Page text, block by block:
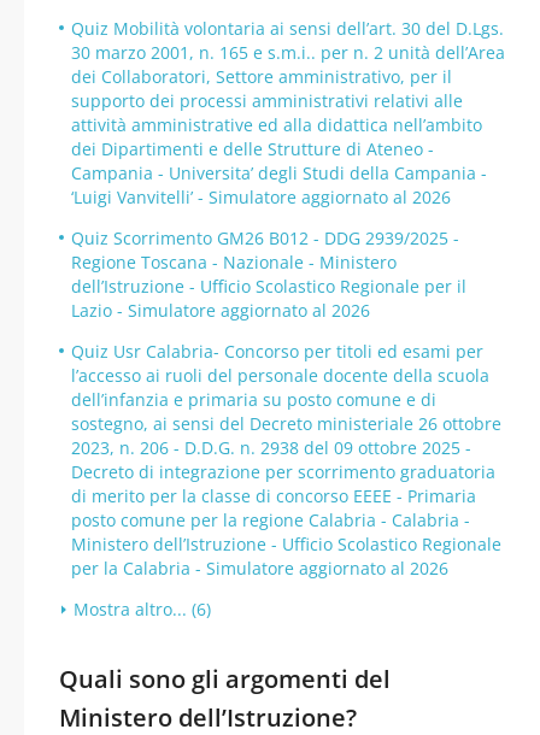
Quiz Mobilità volontaria ai sensi dell’art. 30 del D.Lgs.
30 marzo 2001, n. 165 e s.m.i.. per n. 2 unità dell’Area
dei Collaboratori, Settore amministrativo, per il
supporto dei processi amministrativi relativi alle
attività amministrative ed alla didattica nell’ambito
dei Dipartimenti e delle Strutture di Ateneo -
Campania - Universita’ degli Studi della Campania -
‘Luigi Vanvitelli’ - Simulatore aggiornato al 2026
Quiz Scorrimento GM26 B012 - DDG 2939/2025 -
Regione Toscana - Nazionale - Ministero
dell’Istruzione - Ufficio Scolastico Regionale per il
Lazio - Simulatore aggiornato al 2026
Quiz Usr Calabria- Concorso per titoli ed esami per
l’accesso ai ruoli del personale docente della scuola
dell’infanzia e primaria su posto comune e di
sostegno, ai sensi del Decreto ministeriale 26 ottobre
2023, n. 206 - D.D.G. n. 2938 del 09 ottobre 2025 -
Decreto di integrazione per scorrimento graduatoria
di merito per la classe di concorso EEEE - Primaria
posto comune per la regione Calabria - Calabria -
Ministero dell’Istruzione - Ufficio Scolastico Regionale
per la Calabria - Simulatore aggiornato al 2026
Mostra altro... (6)
Quali sono gli argomenti del
Ministero dell’Istruzione?